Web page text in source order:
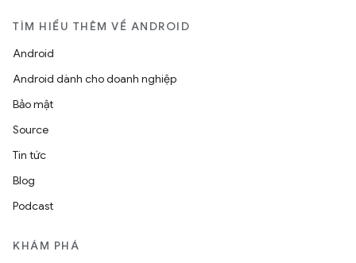
TÌM HIỂU THÊM VỀ ANDROID
Android
Android dành cho doanh nghiệp
Bảo mật
Source
Tin tức
Blog
Podcast
KHÁM PHÁ